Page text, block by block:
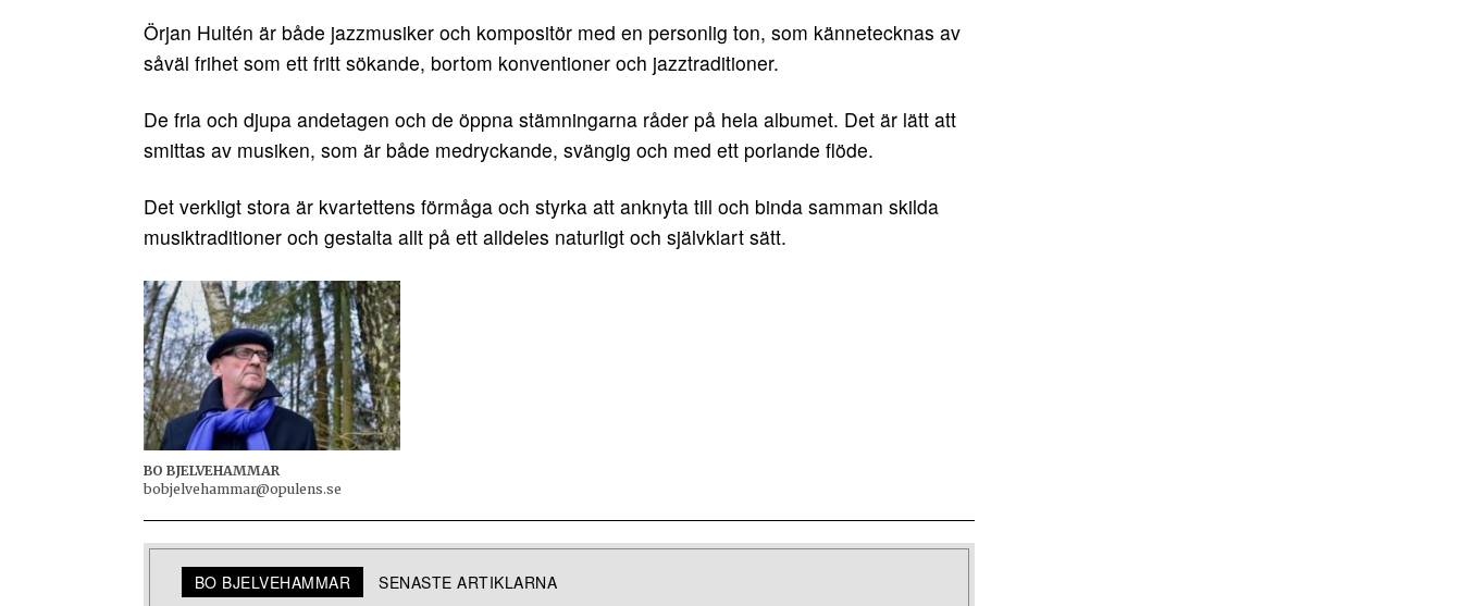
Örjan Hultén är både jazzmusiker och kompositör med en personlig ton, som kännetecknas av
såväl frihet som ett fritt sökande, bortom konventioner och jazztraditioner.
De fria och djupa andetagen och de öppna stämningarna råder på hela albumet. Det är lätt att
smittas av musiken, som är både medryckande, svängig och med ett porlande flöde.
Det verkligt stora är kvartettens förmåga och styrka att anknyta till och binda samman skilda
musiktraditioner och gestalta allt på ett alldeles naturligt och självklart sätt.
BO BJELVEHAMMAR
bobjelvehammar@opulens.se
BO BJELVEHAMMAR SENASTE ARTIKLARNA